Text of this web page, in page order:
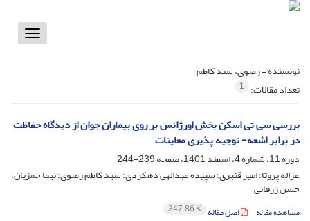
Toggle
نویسنده =رضوی، سید کاظم
تعداد مقالات: 1
بررسی سی تی اسکن بخش اورژانس بر روی بیماران جوان از دیدگاه حفاظت
در برابر اشعه- توجیه پذیری معاینات
دوره 11، شماره 4، اسفند 1401، صفحه
239-244
غزاله پروتا؛ امیر قنبری؛ سپیده عبدالهی دهکردی؛ سید کاظم رضوی؛ نیما حمزیان؛
حسن زرقانی
مشاهده مقاله اصل مقاله 347.86 K